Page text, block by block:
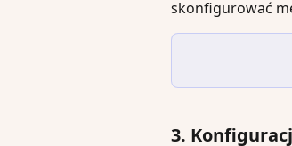
skonfigurować
3.